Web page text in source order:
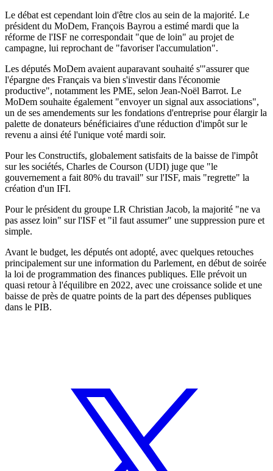
Le débat est cependant loin d'être clos au sein de la majorité. Le
président du MoDem, François Bayrou a estimé mardi que la
réforme de l'ISF ne correspondait "que de loin" au projet de
campagne, lui reprochant de "favoriser l'accumulation".
Les députés MoDem avaient auparavant souhaité s'"assurer que
l'épargne des Français va bien s'investir dans l'économie
productive", notamment les PME, selon Jean-Noël Barrot. Le
MoDem souhaite également "envoyer un signal aux associations",
un de ses amendements sur les fondations d'entreprise pour élargir la
palette de donateurs bénéficiaires d'une réduction d'impôt sur le
revenu a ainsi été l'unique voté mardi soir.
Pour les Constructifs, globalement satisfaits de la baisse de l'impôt
sur les sociétés, Charles de Courson (UDI) juge que "le
gouvernement a fait 80% du travail" sur l'ISF, mais "regrette" la
création d'un IFI.
Pour le président du groupe LR Christian Jacob, la majorité "ne va
pas assez loin" sur l'ISF et "il faut assumer" une suppression pure et
simple.
Avant le budget, les députés ont adopté, avec quelques retouches
principalement sur une information du Parlement, en début de soirée
la loi de programmation des finances publiques. Elle prévoit un
quasi retour à l'équilibre en 2022, avec une croissance solide et une
baisse de près de quatre points de la part des dépenses publiques
dans le PIB.